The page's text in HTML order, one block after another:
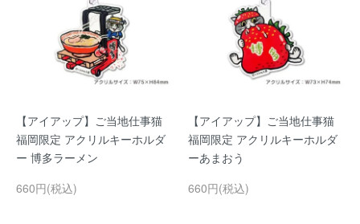
【アイアップ】ご当地仕事猫
福岡限定 アクリルキーホルダ
ー 博多ラーメン
660円(税込)
【アイアップ】ご当地仕事猫
福岡限定 アクリルキーホルダ
ーあまおう
660円(税込)